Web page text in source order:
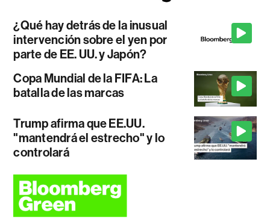
¿Qué hay detrás de la inusual
intervención sobre el yen por
parte de EE. UU. y Japón?
Copa Mundial de la FIFA: La
batalla de las marcas
Trump afirma que EE.UU.
"mantendrá el estrecho" y lo
controlará